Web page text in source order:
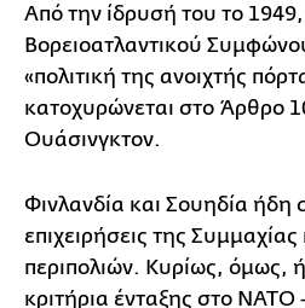
Από την ίδρυσή του το
Βορειοατλαντικού
«πολιτική της ανοιχτής
κατοχυρώνεται στο Άρθρο
Ουάσινγκτον.
Φινλανδία και Σουηδία ήδη
επιχειρήσεις της
περιπολιών. Κυρίως, όμως,
κριτήρια ένταξης στο